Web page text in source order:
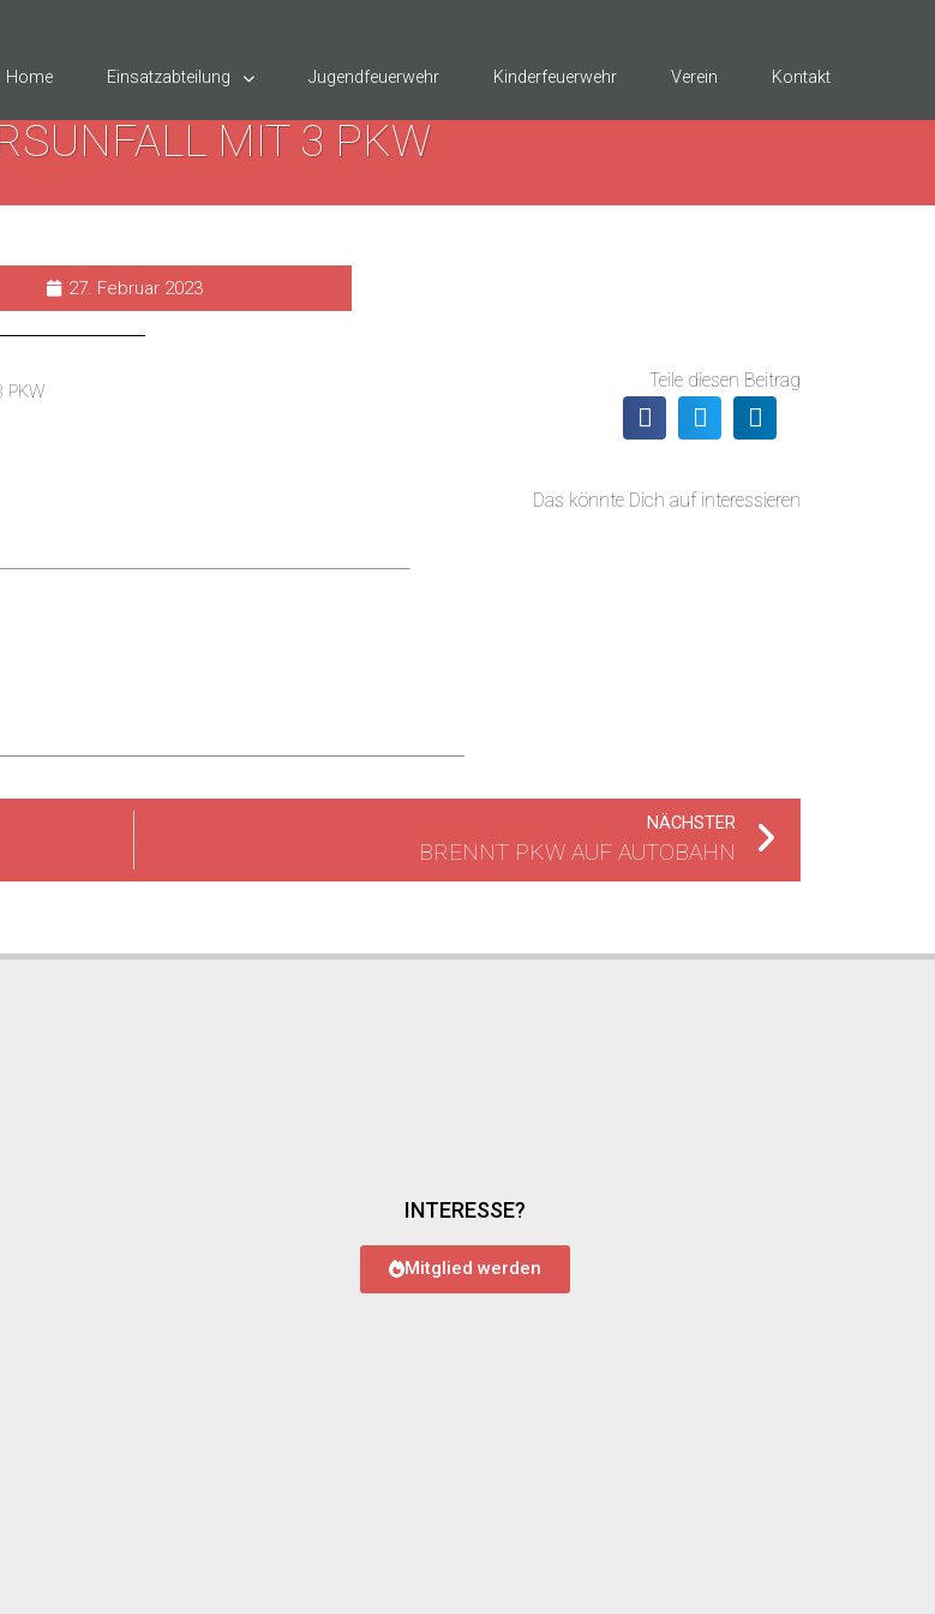
Home Einsatzabteilung Jugendfeuerwehr Kinderfeuerwehr Verein Kontakt
MIT 3 PKW
27. Februar 2023
PKW Teile diesen Beitrag
Das könnte Dich auf interessieren
NÄCHSTER
BRENNT PKW AUF AUTOBAHN
INTERESSE?
Mitglied werden